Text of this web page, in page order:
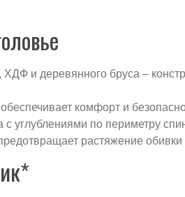
и деревянного бруса –
комфорт и
с углублениями по периметру
растяжение обивки